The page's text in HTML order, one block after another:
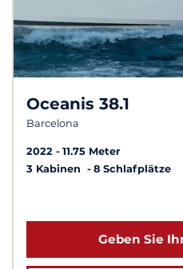
Oceanis 38.1
Barcelona
2022
11.75 Meter
3 Kabinen
8 Schlafplätze
Geben Sie